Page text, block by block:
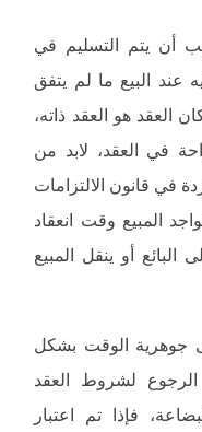
على أنه “يجب أن يتم التسليم في
عند البيع ما لم يتفق
العقد هو العقد ذاته،
في العقد، لابد من
في قانون الالتزامات
المبيع وقت انعقاد
أو ينقل المبيع
جوهرية الوقت بشكل
لشروط العقد
فإذا تم اعتبار